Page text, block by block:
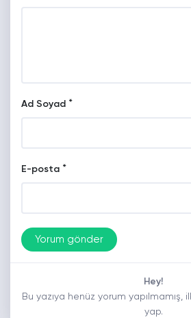
Ad Soyad *
E-posta *
Hey!
Bu yazıya henüz yorum yapılmamış,
yap.